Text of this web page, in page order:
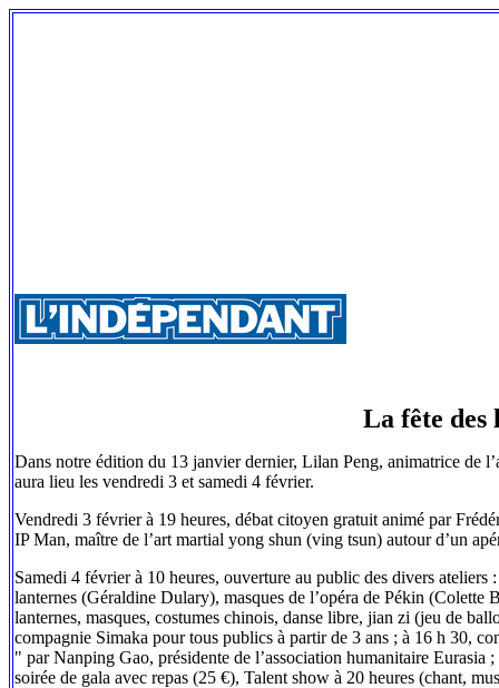
La fête des
Dans notre édition du 13 janvier dernier, Lilan Peng, animatrice de
aura lieu les vendredi 3 et samedi 4 février.
Vendredi 3 février à 19 heures, débat citoyen gratuit animé par
IP Man, maître de l’art martial yong shun (ving tsun) autour d’un
Samedi 4 février à 10 heures, ouverture au public des divers
lanternes (Géraldine Dulary), masques de l’opéra de Pékin
lanternes, masques, costumes chinois, danse libre, jian zi (jeu de
compagnie Simaka pour tous publics à partir de 3 ans ; à 16 h 30,
" par Nanping Gao, présidente de l’association humanitaire Eurasia
soirée de gala avec repas (25 €), Talent show à 20 heures (chant,